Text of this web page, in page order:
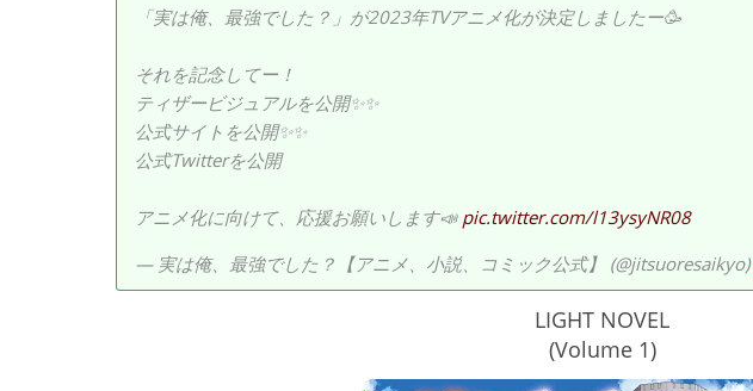
「実は俺、最強でした？」が2023年TVアニメ化が決定しましたー🥳
それを記念してー！
ティザービジュアルを公開✨✨
公式サイトを公開✨✨
公式Twitterを公開
アニメ化に向けて、応援お願いします📣 pic.twitter.com/l13ysyNR08
— 実は俺、最強でした？【アニメ、小説、コミック公式】 (@jitsuoresaikyo)
LIGHT NOVEL
(Volume 1)